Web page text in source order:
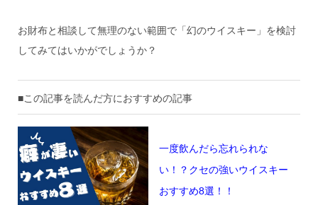
お財布と相談して無理のない範囲で「幻のウイスキー」を検討
してみてはいかがでしょうか？
■この記事を読んだ方におすすめの記事
一度飲んだら忘れられな
い！？クセの強いウイスキー
おすすめ8選！！